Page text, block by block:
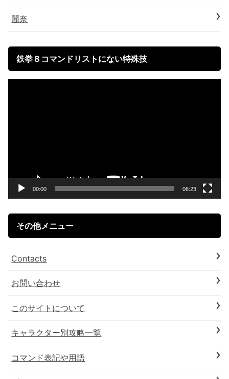
麗奈
鉄拳８コマンドリストにない特殊技
00:00 06:23
その他メニュー
Contacts
お問い合わせ
このサイトについて
キャラクター別攻略一覧
コマンド表記や用語